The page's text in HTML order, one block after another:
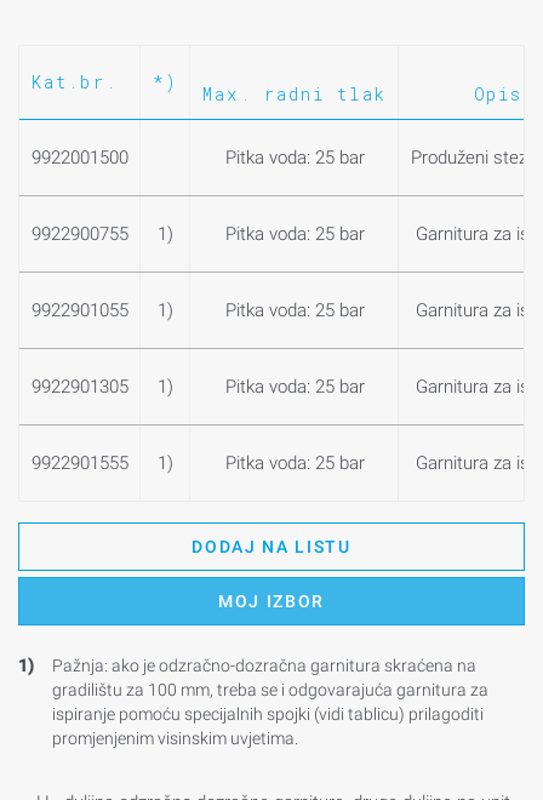
Kat.br. *)
Max. radni tlak Opis
9922001500 Pitka voda: 25 bar Produženi
9922900755 1) Pitka voda: 25 bar Garnitura za
9922901055 1) Pitka voda: 25 bar Garnitura za
9922901305 1) Pitka voda: 25 bar Garnitura za
9922901555 1) Pitka voda: 25 bar Garnitura za
DODAJ NA LISTU
MOJ IZBOR
1)
Pažnja: ako je odzračno-dozračna garnitura skraćena na
gradilištu za 100 mm, treba se i odgovarajuća garnitura za
ispiranje pomoću specijalnih spojki (vidi tablicu) prilagoditi
promjenjenim visinskim uvjetima.